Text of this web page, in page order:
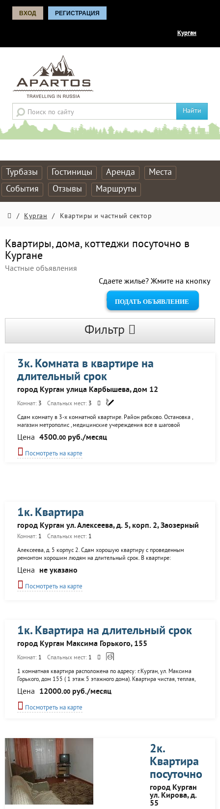
ВХОД РЕГИСТРАЦИЯ
Курган
Найти
Турбазы Гостиницы Аренда
Места
События
Отзывы Маршруты
/ Курган / Квартиры и частный сектор
Квартиры, дома, коттеджи посуточно в
Кургане
Частные объявления
Сдаете жилье? Жмите на кнопку
ПОДАТЬ ОБЪЯВЛЕНИЕ
Фильтр
3к. Комната в квартире на
длительный срок
город Курган улица Карбышева, дом 12
Комнат: 3 Спальных мест: 3
Сдам комнату в 3-х комнатной квартире. Район рябково. Остановка ,
магазин метрополис ,медицинские учереждения все в шаговой
доступности. В комнате сделан косметический ремонт ,окно
пластиковое ,большой просто громадный балкон , двери , телевизор,
диван.
Цена 4500.00 руб./месяц
Посмотреть на карте
1к. Квартира
город Курган ул. Алексеева, д. 5, корп. 2, Заозерный
Комнат: 1 Спальных мест: 1
Алексеева, д. 5 корпус 2. Сдам хорошую квартиру с проведенным
ремонтом хорошим людям на длительный срок. В квартире:
металлическая дверь, новая ванна и санузел, новая кухня, в комнатах
постелен линолеум, пластиковые окнах, балкон застеклен. Квартира
теплая с солнечной стороны, сдает собственник. Рядом остановка,
ледовый дворец, метрополис и магазины, около дома парковка, платная
Цена не указано
Посмотреть на карте
1к. Квартира на длительный срок
город Курган Максима Горького, 155
Комнат: 1 Спальных мест: 1
1 комнатная квартира расположена по адресу: г.Курган, ул. Максима
Горького, дом 155 ( 1 этаж 5 этажного дома). Квартира чистая, теплая,
полностью меблированная, иметься телевизор, холодильник,
стиральная машина (автомат), ковровое покрытие, шторы. Установлены
решетки на окнах, железные двери. Квартира в отличном состоянии.
Цена: 12.000 рублей плюс свет и вода (по счетчику). Коммунальные
Цена 12000.00 руб./месяц
Посмотреть на карте
2к.
Квартира
посуточно
город Курган
ул. Кирова, д.
55